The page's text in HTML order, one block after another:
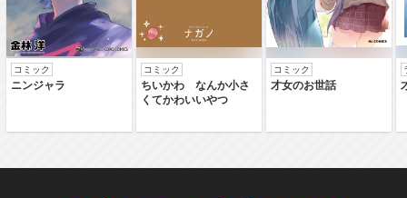
コミック
ニンジャラ
コミック
ちいかわ なんか小さ
くてかわいいやつ
コミック
才女のお世話